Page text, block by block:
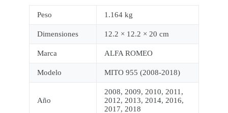
Peso 1.164 kg
Dimensiones 12.2 × 12.2 × 20 cm
Marca ALFA ROMEO
Modelo MITO 955 (2008-2018)
Año
2008, 2009, 2010, 2011,
2012, 2013, 2014, 2016,
2017, 2018